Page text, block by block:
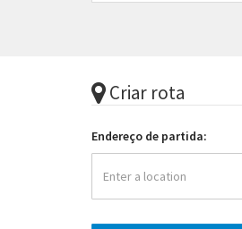
Criar rota
Endereço de partida: